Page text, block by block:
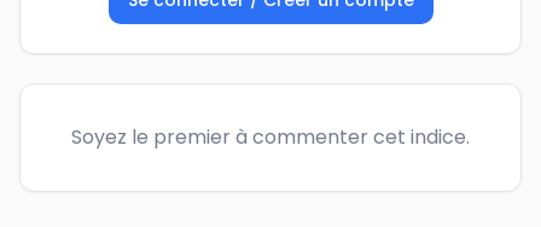
Soyez le premier à commenter cet indice.